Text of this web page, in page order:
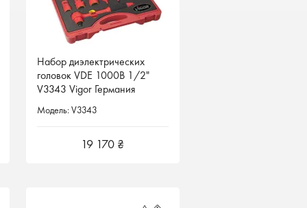
Набор диэлектрических
головок VDE 1000В 1/2"
V3343 Vigor Германия
Модель: V3343
19 170 ₴
Набор диэлектрических
головок VDE 1000В 1/2"
V3343 Vigor Германия
Модель: V3343
19 170 ₴